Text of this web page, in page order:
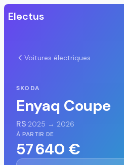
Electus
Voitures électriques
SKODA
Enyaq Coupe
RS·2025 → 2026
À PARTIR DE
57 640 €